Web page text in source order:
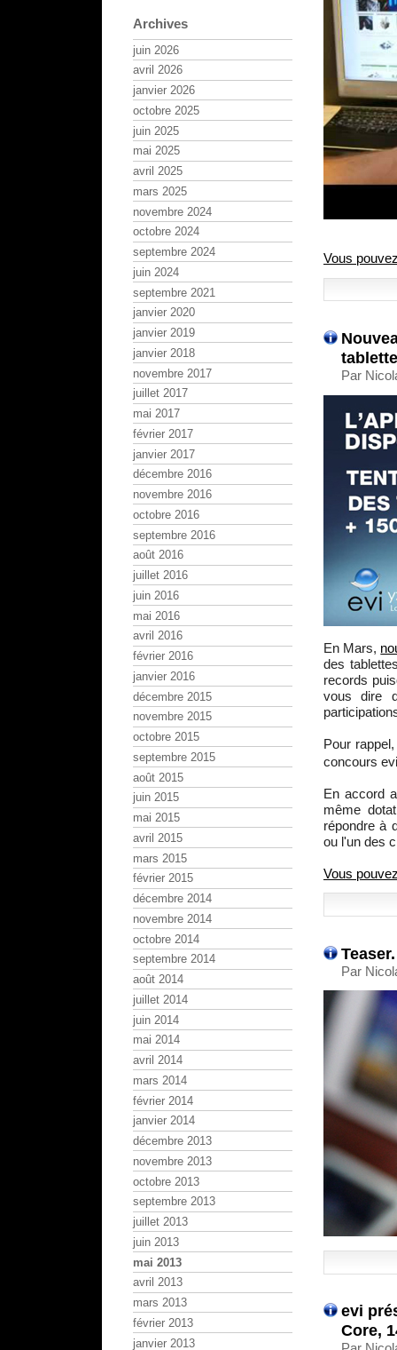
Vous
Par
En Mars,
des
records
vous dire
Pour
concours
En accord
même
répondre à
ou l'un des
Vous
Teaser.
Par
evi
Core,
Archives
juin 2026
avril 2026
janvier 2026
octobre 2025
juin 2025
mai 2025
avril 2025
mars 2025
novembre 2024
octobre 2024
septembre 2024
juin 2024
septembre 2021
janvier 2020
janvier 2019
janvier 2018
novembre 2017
juillet 2017
mai 2017
février 2017
janvier 2017
décembre 2016
novembre 2016
octobre 2016
septembre 2016
août 2016
juillet 2016
juin 2016
mai 2016
avril 2016
février 2016
janvier 2016
décembre 2015
novembre 2015
octobre 2015
septembre 2015
août 2015
juin 2015
mai 2015
avril 2015
mars 2015
février 2015
décembre 2014
novembre 2014
octobre 2014
septembre 2014
août 2014
juillet 2014
juin 2014
mai 2014
avril 2014
mars 2014
février 2014
janvier 2014
décembre 2013
novembre 2013
octobre 2013
septembre 2013
juillet 2013
juin 2013
mai 2013
avril 2013
mars 2013
février 2013
janvier 2013